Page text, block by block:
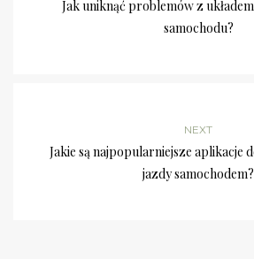
Jak uniknąć problemów z
samochodu?
NEXT
Jakie są najpopularniejsze aplikacje
jazdy samochodem?